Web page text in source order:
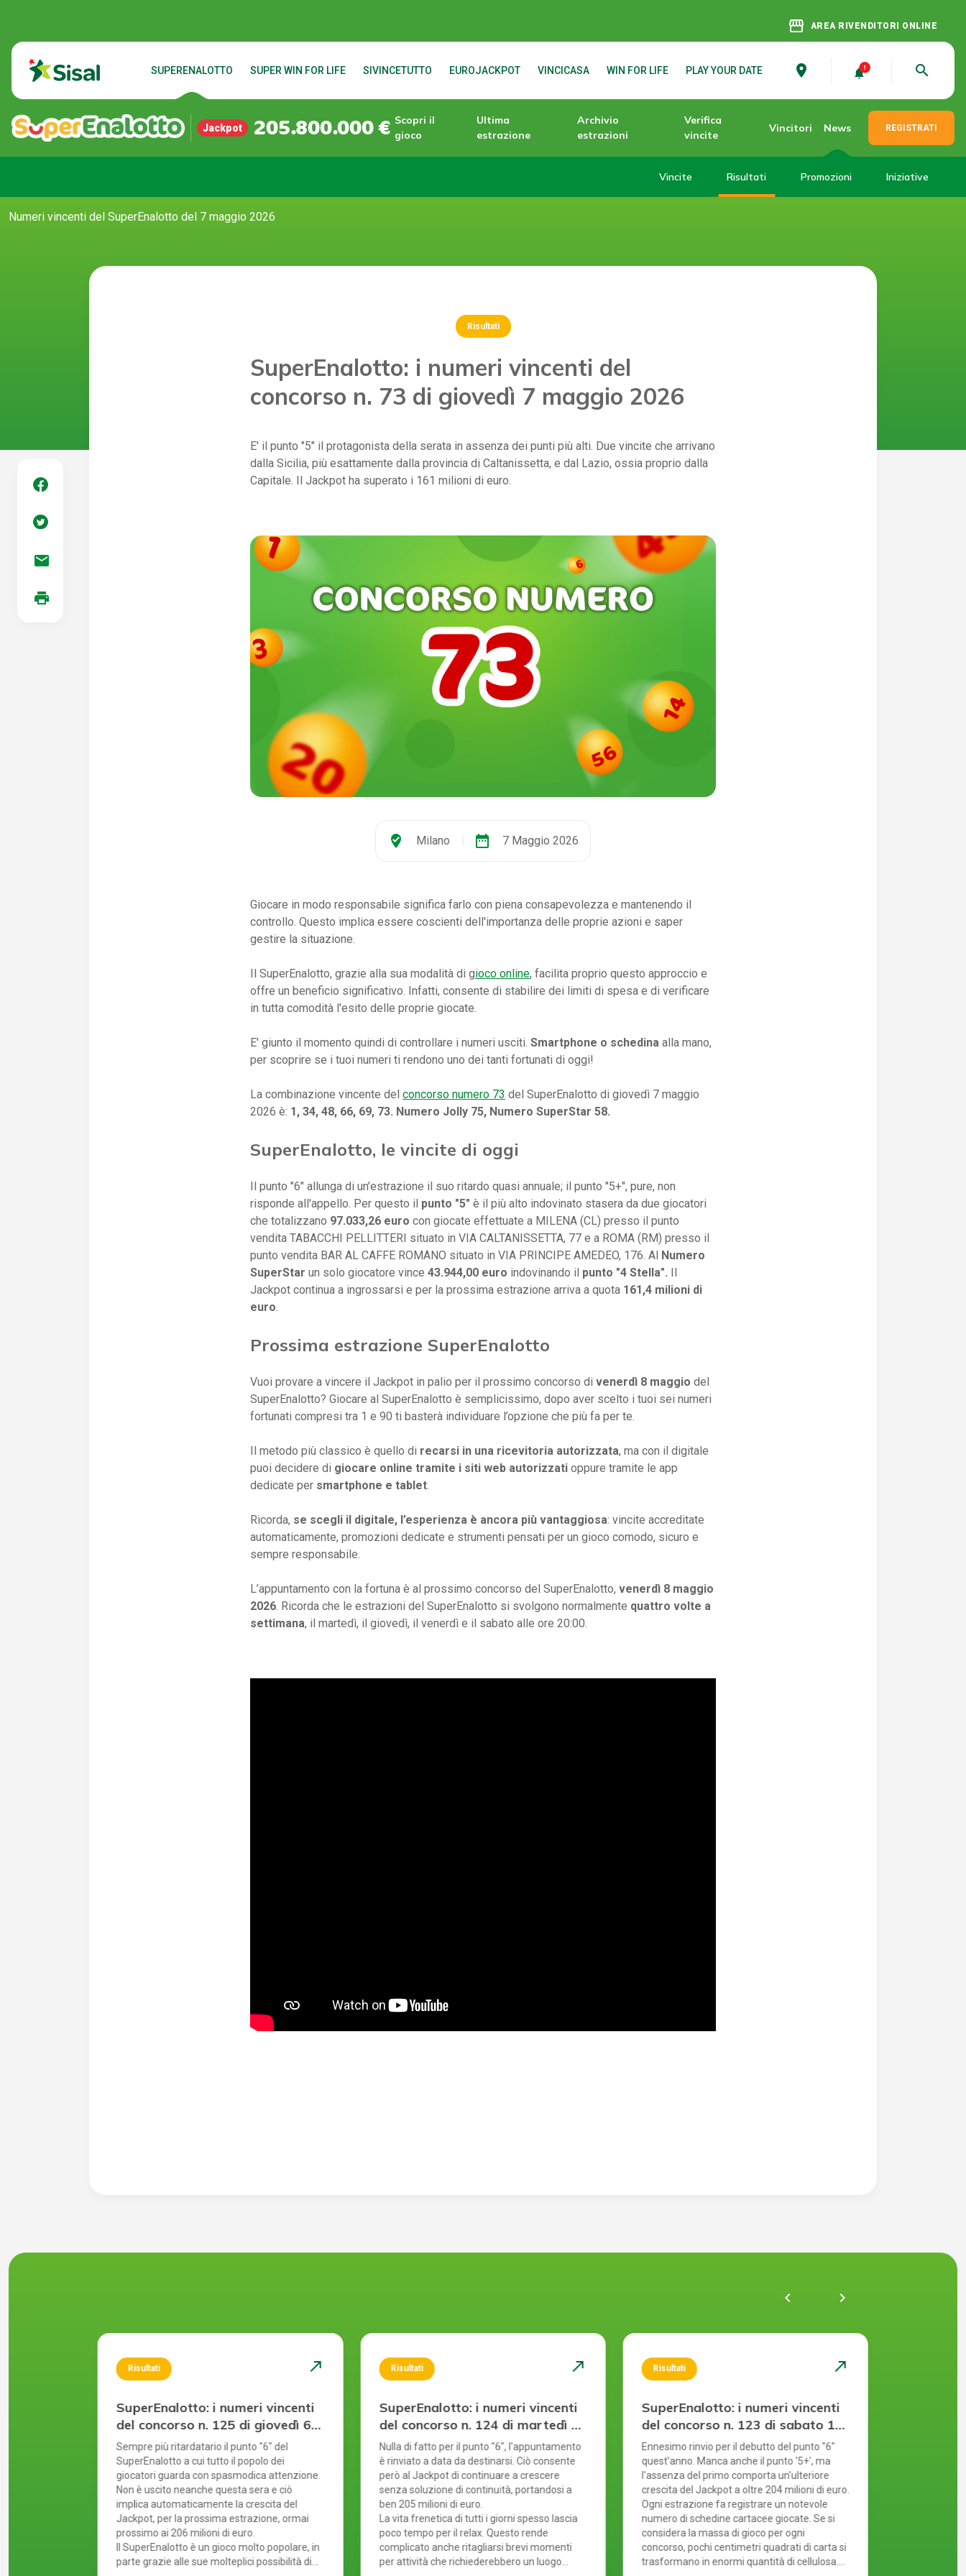
storefront AREA RIVENDITORI ONLINE
SUPERENALOTTO SUPER WIN FOR LIFE SIVINCETUTTO EUROJACKPOT VINCICASA WIN FOR LIFE PLAY YOUR DATE place search
Jackpot 205.800.000 € Scopri il
gioco
Ultima
estrazione
Archivio
estrazioni
Verifica
vincite
Vincitori News REGISTRATI
Vincite Risultati Promozioni Iniziative
Numeri vincenti del SuperEnalotto del 7 maggio 2026
mail
print
Risultati
SuperEnalotto: i numeri vincenti del
concorso n. 73 di giovedì 7 maggio 2026
E' il punto "5" il protagonista della serata in assenza dei punti più alti. Due vincite che arrivano
dalla Sicilia, più esattamente dalla provincia di Caltanissetta, e dal Lazio, ossia proprio dalla
Capitale. Il Jackpot ha superato i 161 milioni di euro.
where_to_vote Milano date_range 7 Maggio 2026
Giocare in modo responsabile significa farlo con piena consapevolezza e mantenendo il
controllo. Questo implica essere coscienti dell'importanza delle proprie azioni e saper
gestire la situazione.
Il SuperEnalotto, grazie alla sua modalità di gioco online, facilita proprio questo approccio e
offre un beneficio significativo. Infatti, consente di stabilire dei limiti di spesa e di verificare
in tutta comodità l'esito delle proprie giocate.
E' giunto il momento quindi di controllare i numeri usciti. Smartphone o schedina alla mano,
per scoprire se i tuoi numeri ti rendono uno dei tanti fortunati di oggi!
La combinazione vincente del concorso numero 73 del SuperEnalotto di giovedì 7 maggio
2026 è: 1, 34, 48, 66, 69, 73. Numero Jolly 75, Numero SuperStar 58.
SuperEnalotto, le vincite di oggi
Il punto "6" allunga di un'estrazione il suo ritardo quasi annuale; il punto "5+", pure, non
risponde all'appello. Per questo il punto "5" è il più alto indovinato stasera da due giocatori
che totalizzano 97.033,26 euro con giocate effettuate a MILENA (CL) presso il punto
vendita TABACCHI PELLITTERI situato in VIA CALTANISSETTA, 77 e a ROMA (RM) presso il
punto vendita BAR AL CAFFE ROMANO situato in VIA PRINCIPE AMEDEO, 176. Al Numero
SuperStar un solo giocatore vince 43.944,00 euro indovinando il punto "4 Stella". Il
Jackpot continua a ingrossarsi e per la prossima estrazione arriva a quota 161,4 milioni di
euro.
Prossima estrazione SuperEnalotto
Vuoi provare a vincere il Jackpot in palio per il prossimo concorso di venerdì 8 maggio del
SuperEnalotto? Giocare al SuperEnalotto è semplicissimo, dopo aver scelto i tuoi sei numeri
fortunati compresi tra 1 e 90 ti basterà individuare l’opzione che più fa per te.
Il metodo più classico è quello di recarsi in una ricevitoria autorizzata, ma con il digitale
puoi decidere di giocare online tramite i siti web autorizzati oppure tramite le app
dedicate per smartphone e tablet.
Ricorda, se scegli il digitale, l’esperienza è ancora più vantaggiosa: vincite accreditate
automaticamente, promozioni dedicate e strumenti pensati per un gioco comodo, sicuro e
sempre responsabile.
L’appuntamento con la fortuna è al prossimo concorso del SuperEnalotto, venerdì 8 maggio
2026. Ricorda che le estrazioni del SuperEnalotto si svolgono normalmente quattro volte a
settimana, il martedì, il giovedì, il venerdì e il sabato alle ore 20:00.
Risultati north_east
SuperEnalotto: i numeri vincenti
del concorso n. 125 di giovedì 6
agosto 2026
Sempre più ritardatario il punto "6" del
SuperEnalotto a cui tutto il popolo dei
giocatori guarda con spasmodica attenzione.
Non è uscito neanche questa sera e ciò
implica automaticamente la crescita del
Jackpot, per la prossima estrazione, ormai
prossimo ai 206 milioni di euro.
Il SuperEnalotto è un gioco molto popolare, in
parte grazie alle sue molteplici possibilità di
Risultati north_east
SuperEnalotto: i numeri vincenti
del concorso n. 124 di martedì 4
agosto 2026
Nulla di fatto per il punto "6", l'appuntamento
è rinviato a data da destinarsi. Ciò consente
però al Jackpot di continuare a crescere
senza soluzione di continuità, portandosi a
ben 205 milioni di euro.
La vita frenetica di tutti i giorni spesso lascia
poco tempo per il relax. Questo rende
complicato anche ritagliarsi brevi momenti
per attività che richiederebbero un luogo
Risultati north_east
SuperEnalotto: i numeri vincenti
del concorso n. 123 di sabato 1
agosto 2026
Ennesimo rinvio per il debutto del punto "6"
quest'anno. Manca anche il punto '5+', ma
l'assenza del primo comporta un'ulteriore
crescita del Jackpot a oltre 204 milioni di euro.
Ogni estrazione fa registrare un notevole
numero di schedine cartacee giocate. Se si
considera la massa di gioco per ogni
concorso, pochi centimetri quadrati di carta si
trasformano in enormi quantità di cellulosa.
chevron_left navigate_next